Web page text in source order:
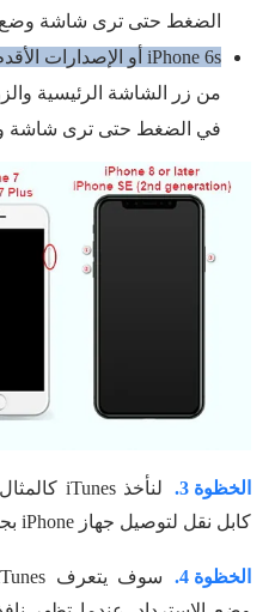
الضغط حتى ترى شاشة وضع
iPhone 6s أو الإصدارات الأقدم:
من زر الشاشة الرئيسية
في الضغط حتى ترى شاشة
الخظوة 3.
كابل نقل لتوصيل جهاز iPhone بجهاز الكمبيوتر الخاص بك.
الخظوة 4.